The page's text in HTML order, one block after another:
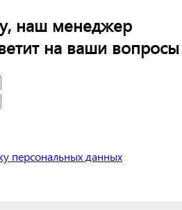
наш менеджер
на ваши вопросы
персональных данных